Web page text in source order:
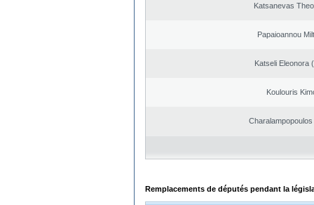
Katsanevas
Papaioannou
Katseli Eleonora
Koulouris
Remplacements de députés pendant la